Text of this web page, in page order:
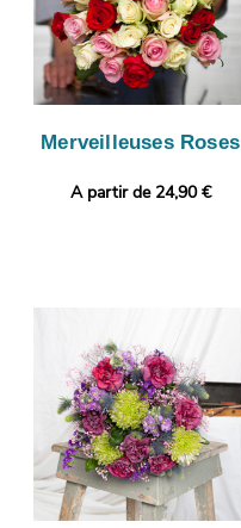
Merveilleuses Roses
A partir de 24,90 €